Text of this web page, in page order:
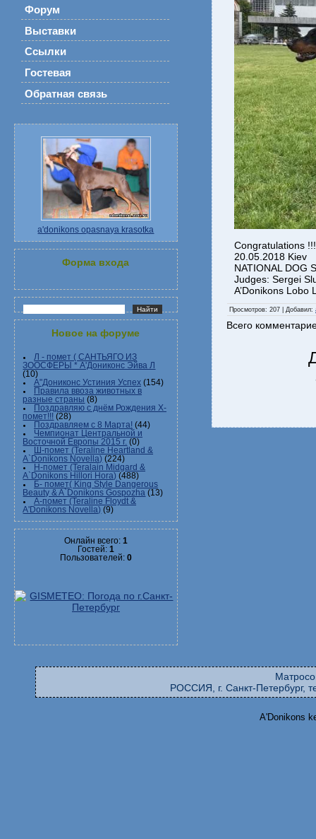
Форум
Выставки
Ссылки
Гостевая
Обратная связь
a'donikons opasnaya krasotka
Форма входа
Новое на форуме
Л - помет ( САНТЬЯГО ИЗ
ЗООСФЕРЫ * А'Дониконс Эйва Л
(10)
А"Дониконс Устиния Успех (154)
Правила ввоза животных в
разные страны (8)
Поздравляю с днём Рождения Х-
помет!!! (28)
Поздравляем с 8 Марта! (44)
Чемпионат Центральной и
Восточной Европы 2015 г. (0)
Ш-помет (Teraline Heartland &
A`Donikons Novella) (224)
Н-помет (Teralain Midgard &
A`Donikons Hillori Hora) (488)
Б- помет( King Style Dangerous
Beauty & A`Donikons Gospozha (13)
А-помет (Teraline Floydt &
A'Donikons Novella) (9)
Онлайн всего: 1
Гостей: 1
Пользователей: 0
Congratulations
20.05.2018 Kiev
NATIONAL
Judges: Sergei
A’Donikons Lobo
Просмотров: 207 | Добавил:
Всего
РОССИЯ, г. Санкт-Петербург,
A'Donikons